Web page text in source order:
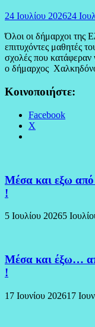
24 Ιουλίου 202624
Όλοι οι δήμαρχοι της
επιτυχόντες μαθητές
σχολές που
ο δήμαρχος
Κοινοποιήστε:
Facebook
X
Μέσα και εξω
!
5 Ιουλίου 20265
Μέσα και έξω…
!
17 Ιουνίου 202617